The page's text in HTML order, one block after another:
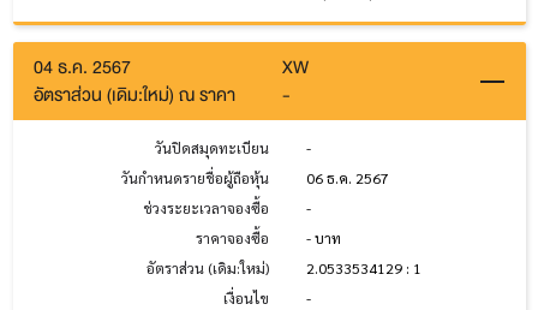
04 ธ.ค. 2567
XW
อัตราส่วน (เดิม:ใหม่) ณ ราคา
-
วันปิดสมุดทะเบียน
-
วันกำหนดรายชื่อผู้ถือหุ้น
06 ธ.ค. 2567
ช่วงระยะเวลาจองซื้อ
-
ราคาจองซื้อ
- บาท
อัตราส่วน (เดิม:ใหม่)
2.0533534129 : 1
เงื่อนไข
-